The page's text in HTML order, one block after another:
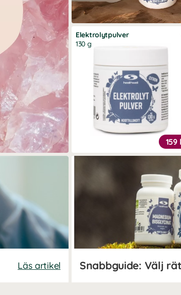
Elektrolytpulver
130 g
159
Läs artikel Snabbguide: Välj